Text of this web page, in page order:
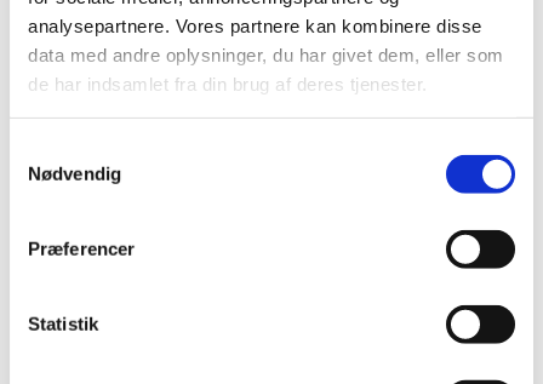
analysepartnere. Vores partnere kan kombinere disse
data med andre oplysninger, du har givet dem, eller som
de har indsamlet fra din brug af deres tjenester.
Nødvendig
Præferencer
Statistik